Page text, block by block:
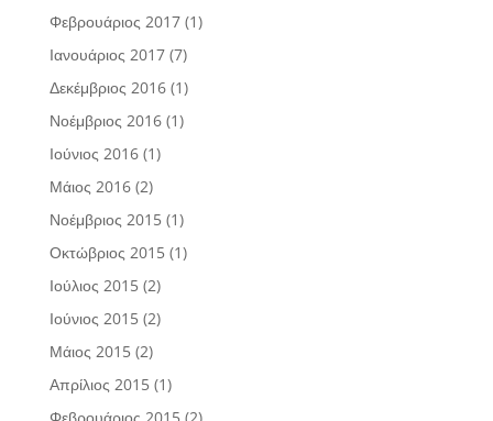
Φεβρουάριος 2017(1)
Ιανουάριος 2017(7)
Δεκέμβριος 2016(1)
Νοέμβριος 2016(1)
Ιούνιος 2016(1)
Μάιος 2016(2)
Νοέμβριος 2015(1)
Οκτώβριος 2015(1)
Ιούλιος 2015(2)
Ιούνιος 2015(2)
Μάιος 2015(2)
Απρίλιος 2015(1)